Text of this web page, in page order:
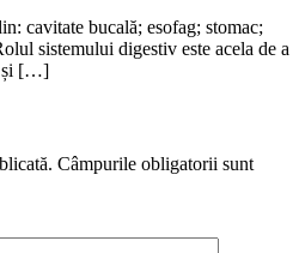
cavitate bucală; esofag; stomac;
sistemului digestiv este acela de a
și […]
Câmpurile obligatorii sunt